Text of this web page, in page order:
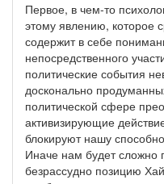
Первое, в чем-то
этому явлению, которое
содержит в себе
непосредственного
политические события
досконально
политической сфере
активизирующие
блокируют нашу
Иначе нам будет
безрассудно позицию